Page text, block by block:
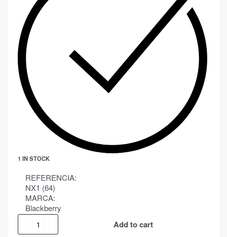
1 IN STOCK
REFERENCIA:
NX1 (64)
MARCA:
Blackberry
Add to cart